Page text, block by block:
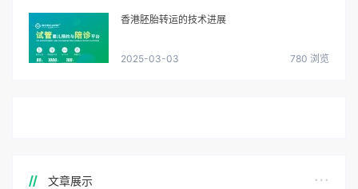
香港胚胎转运的技术进展
2025-03-03 780 浏览
文章展示